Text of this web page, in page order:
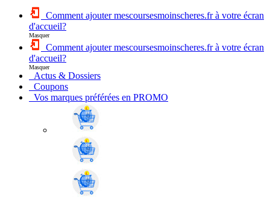
Comment ajouter mescoursesmoinscheres.fr à votre écran
d'accueil?
Masquer
Comment ajouter mescoursesmoinscheres.fr à votre écran
d'accueil?
Masquer
Actus & Dossiers
Coupons
Vos marques préférées en PROMO